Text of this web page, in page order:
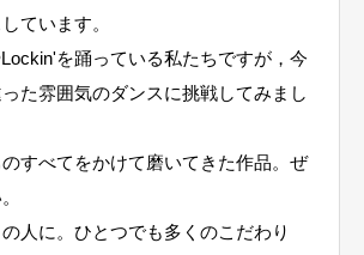
ています。
を踊っている私たちですが，今
た雰囲気のダンスに挑戦してみまし
すべてをかけて磨いてきた作品。ぜ
人に。ひとつでも多くのこだわり